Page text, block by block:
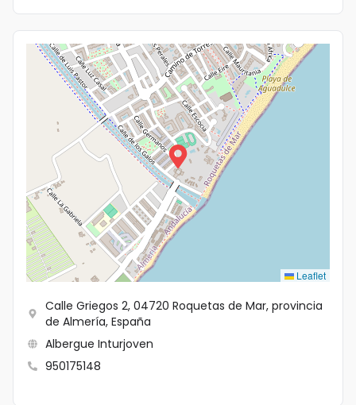
Leaflet
Calle Griegos 2, 04720 Roquetas de Mar, provincia
de Almería, España
Albergue Inturjoven
950175148